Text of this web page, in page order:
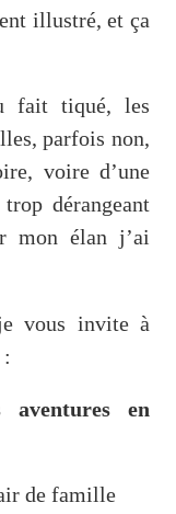
illustré, et ça
fait tiqué, les
parfois non,
voire d’une
dérangeant
mon élan j’ai
vous invite à
aventures en
de famille